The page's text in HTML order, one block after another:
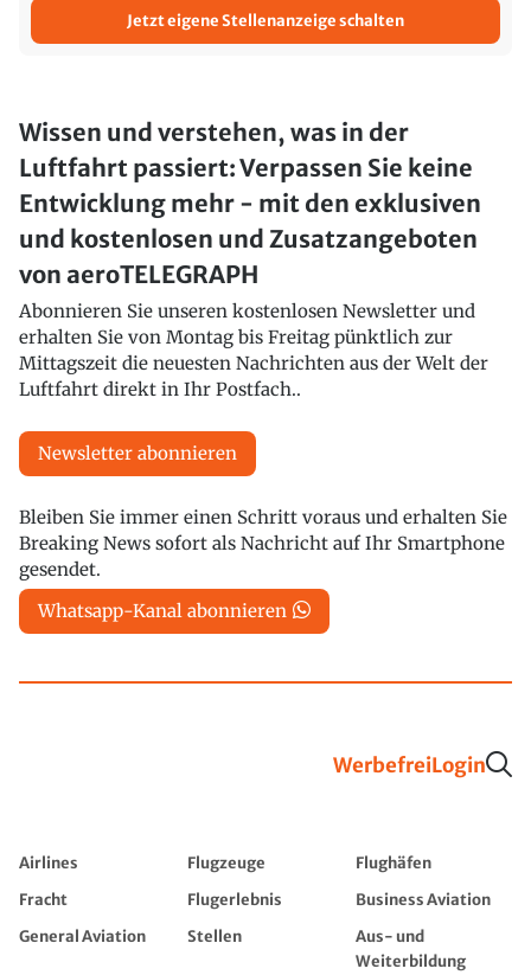
Jetzt eigene Stellenanzeige schalten
Wissen und verstehen, was in der
Luftfahrt passiert: Verpassen Sie keine
Entwicklung mehr - mit den exklusiven
und kostenlosen und Zusatzangeboten
von aeroTELEGRAPH
Abonnieren Sie unseren kostenlosen Newsletter und
erhalten Sie von Montag bis Freitag pünktlich zur
Mittagszeit die neuesten Nachrichten aus der Welt der
Luftfahrt direkt in Ihr Postfach..
Newsletter abonnieren
Bleiben Sie immer einen Schritt voraus und erhalten Sie
Breaking News sofort als Nachricht auf Ihr Smartphone
gesendet.
Whatsapp-Kanal abonnieren
WerbefreiLogin
Airlines Flugzeuge
Flughäfen
Fracht
Flugerlebnis
Business Aviation
General Aviation
Stellen
Aus- und
Weiterbildung